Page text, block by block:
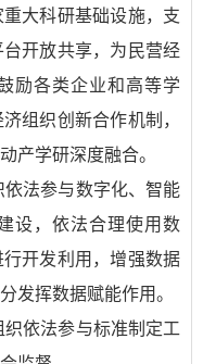
大科研基础设施，支
开放共享，为民营经
励各类企业和高等学
组织创新合作机制，
产学研深度融合。
法参与数字化、智能
设，依法合理使用数
开发利用，增强数据
发挥数据赋能作用。
依法参与标准制定工